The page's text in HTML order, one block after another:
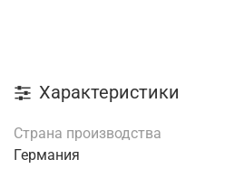
Характеристики
Страна производства
Германия